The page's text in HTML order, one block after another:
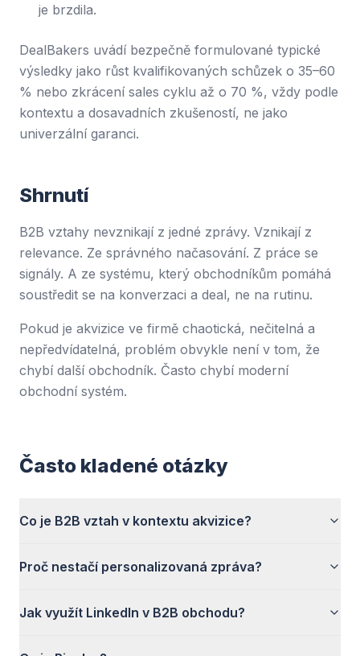
je brzdila.
DealBakers uvádí bezpečně formulované typické
výsledky jako růst kvalifikovaných schůzek o 35–60
% nebo zkrácení sales cyklu až o 70 %, vždy podle
kontextu a dosavadních zkušeností, ne jako
univerzální garanci.
Shrnutí
B2B vztahy nevznikají z jedné zprávy. Vznikají z
relevance. Ze správného načasování. Z práce se
signály. A ze systému, který obchodníkům pomáhá
soustředit se na konverzaci a deal, ne na rutinu.
Pokud je akvizice ve firmě chaotická, nečitelná a
nepředvídatelná, problém obvykle není v tom, že
chybí další obchodník. Často chybí moderní
obchodní systém.
Často kladené otázky
Co je B2B vztah v kontextu akvizice?
Proč nestačí personalizovaná zpráva?
Jak využít LinkedIn v B2B obchodu?